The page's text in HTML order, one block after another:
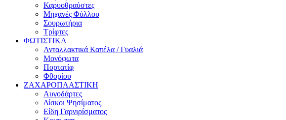
Καρυοθραύστες
Μηχανές Φύλλου
Σουρωτήρια
Τρίφτες
ΦΩΤΙΣΤΙΚΑ
Ανταλλακτικά Καπέλα / Γυαλιά
Μονόφωτα
Πορτατίφ
Φθορίου
ΖΑΧΑΡΟΠΛΑΣΤΙΚΗ
Αυγοδάρτες
Δίσκοι Ψησίματος
Είδη Γαρνιρίσματος